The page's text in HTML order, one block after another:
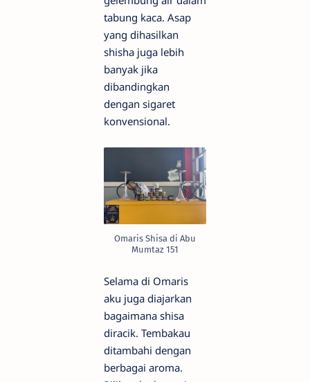
tabung kaca. Asap
yang dihasilkan
shisha juga lebih
banyak jika
dibandingkan
dengan sigaret
konvensional.
Omaris Shisa di Abu
Mumtaz 151
Selama di Omaris
aku juga diajarkan
bagaimana shisa
diracik. Tembakau
ditambahi dengan
berbagai aroma.